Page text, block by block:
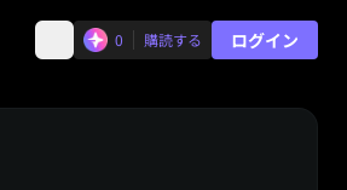
0 購読する ログイン